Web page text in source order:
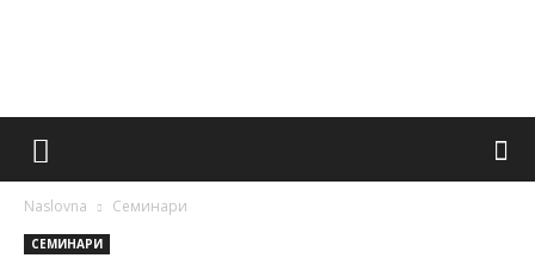
Naslovna Семинари
СЕМИНАРИ